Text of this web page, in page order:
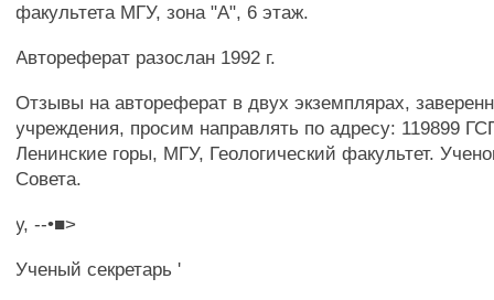
факультета МГУ, зона "А", 6 этаж.
Автореферат разослан 1992 г.
Отзывы на автореферат в двух экземплярах,
учреждения, просим направлять по адресу: 119899
Ленинские горы, МГУ, Геологический факультет.
Совета.
у, --•■>
Ученый секретарь '